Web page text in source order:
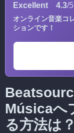
Excellent 4.3/5
オンライン音楽コ
ションです！
Músicaへ
る方法は？